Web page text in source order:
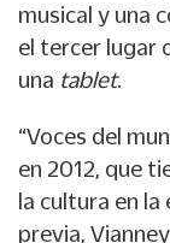
musical y una
el tercer lugar
una tablet.
“Voces del
en 2012, que
la cultura en
previa,